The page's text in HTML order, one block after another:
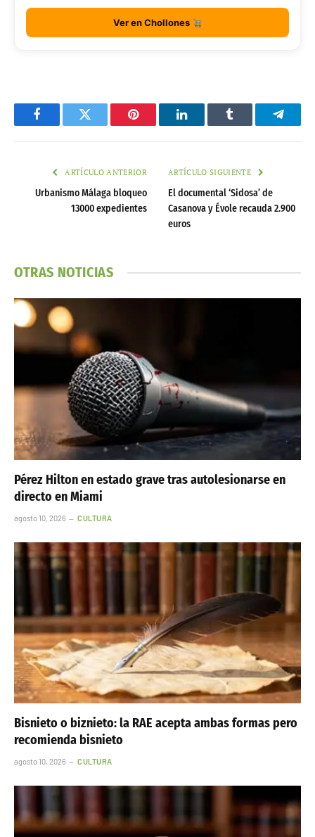
Ver en Chollones
FacebookTwitter Pinterest LinkedInTumblr
ARTÍCULO ANTERIOR
Urbanismo Málaga bloqueo
13000 expedientes
ARTÍCULO SIGUIENTE
El documental ‘Sidosa’ de
Casanova y Évole recauda 2.900
euros
OTRAS NOTICIAS
Pérez Hilton en estado grave tras autolesionarse en
directo en Miami
agosto 10, 2026 CULTURA
Bisnieto o biznieto: la RAE acepta ambas formas pero
recomienda bisnieto
agosto 10, 2026 CULTURA